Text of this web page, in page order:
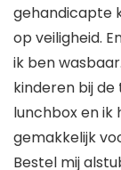
gehandicapte
op veiligheid.
ik ben
kinderen bij
lunchbox en ik
gemakkelijk
Bestel mij